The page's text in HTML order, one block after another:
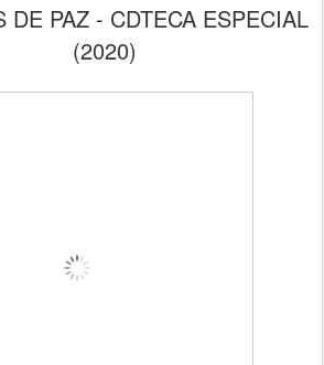
DE PAZ - CDTECA ESPECIAL
(2020)